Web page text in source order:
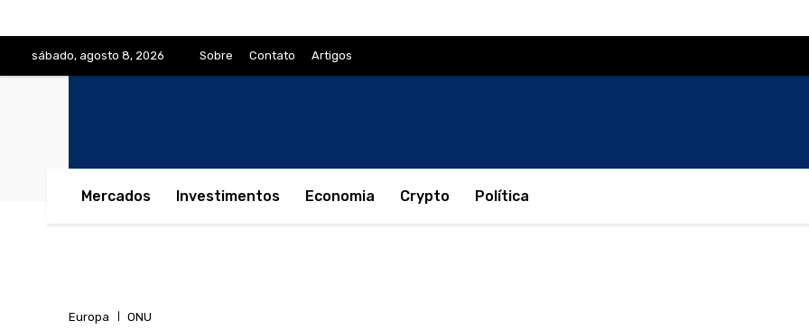
sábado, agosto 8, 2026 Sobre Contato Artigos
Mercados Investimentos Economia Crypto Política
Europa ONU